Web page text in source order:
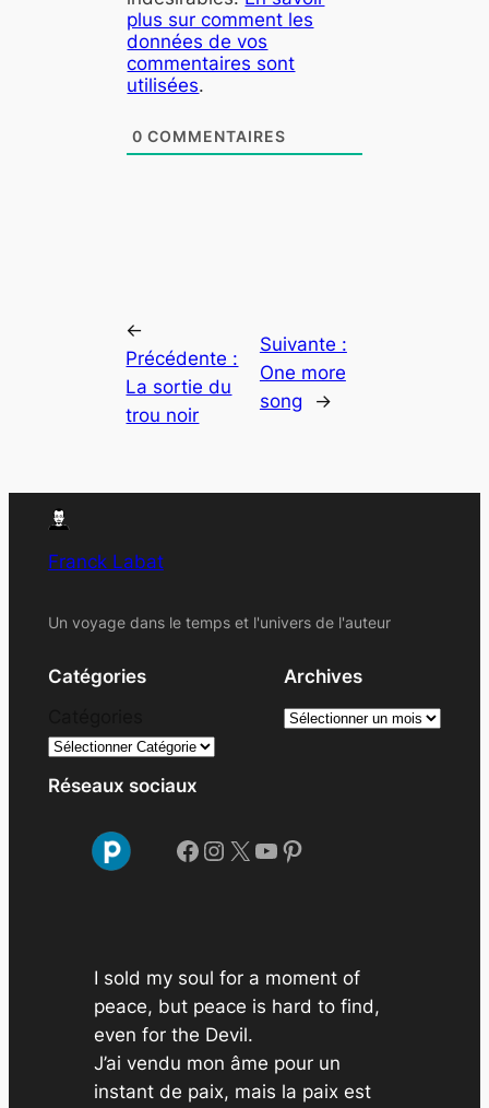
plus sur comment les
données de vos
commentaires sont
utilisées.
0 COMMENTAIRES
←
Précédente :
La sortie du
trou noir
Suivante :
One more
song
→
Franck Labat
Un voyage dans le temps et l'univers de l'auteur
Catégories
Archives
A
v
Réseaux sociaux
Facebook Instagram X YouTube Pinterest
I sold my soul for a moment of
peace, but peace is hard to find,
even for the Devil.
J’ai vendu mon âme pour un
instant de paix, mais la paix est